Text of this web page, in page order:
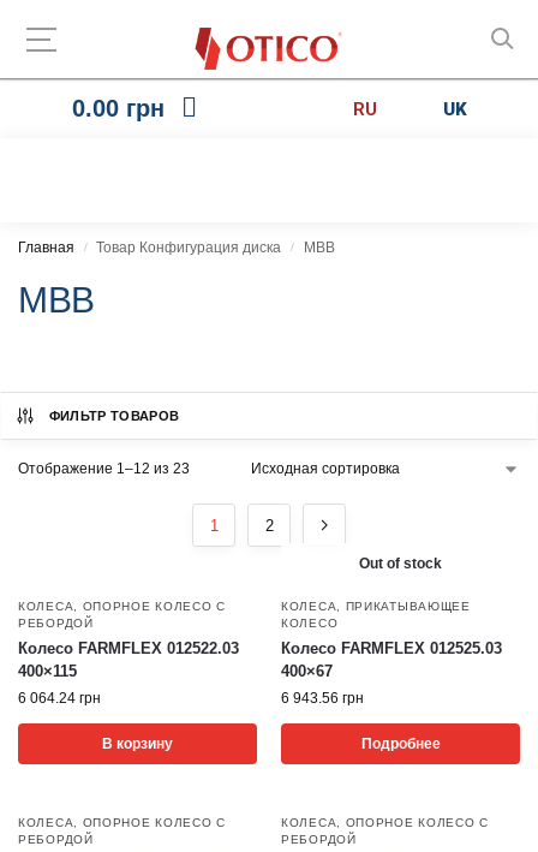
0.00 грн RU UK
Главная / Товар Конфигурация диска / MBB
MBB
ФИЛЬТР ТОВАРОВ
Отображение 1–12 из 23
1 2
КОЛЕСА
ОПОРНОЕ КОЛЕСО С
РЕБОРДОЙ
Колесо FARMFLEX 012522.03
400×115
6 064.24 грн
В корзину
Out of stock
КОЛЕСА
ПРИКАТЫВАЮЩЕЕ
КОЛЕСО
Колесо FARMFLEX 012525.03
400×67
6 943.56 грн
Подробнее
КОЛЕСА
ОПОРНОЕ КОЛЕСО С
РЕБОРДОЙ
КОЛЕСА
ОПОРНОЕ КОЛЕСО С
РЕБОРДОЙ